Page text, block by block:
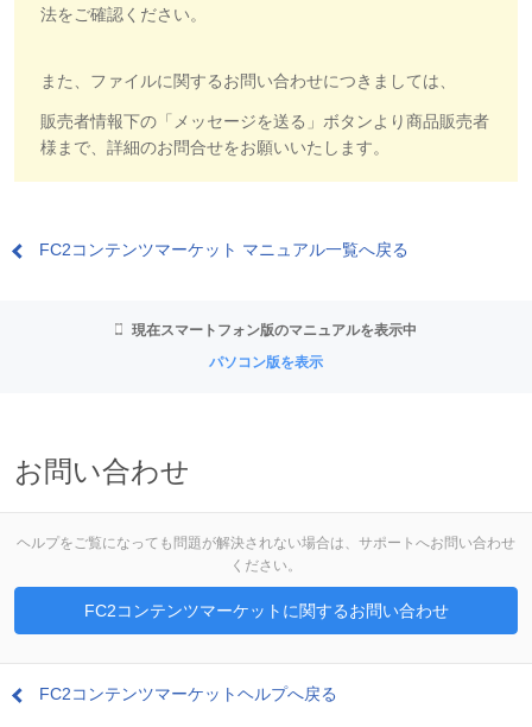
法をご確認ください。
また、ファイルに関するお問い合わせにつきましては、
販売者情報下の「メッセージを送る」ボタンより商品販売者
様まで、詳細のお問合せをお願いいたします。
FC2コンテンツマーケット マニュアル一覧へ戻る
現在スマートフォン版のマニュアルを表示中
パソコン版を表示
お問い合わせ
ヘルプをご覧になっても問題が解決されない場合は、サポートへお問い合わせ
ください。
FC2コンテンツマーケットに関するお問い合わせ
FC2コンテンツマーケットヘルプへ戻る